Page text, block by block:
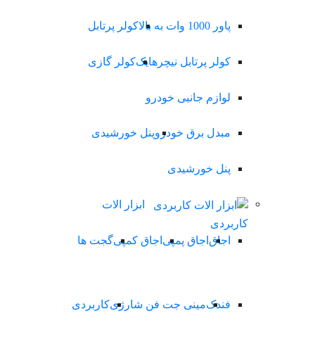
پاور 1000 وات به بالا کولر پرتابل
کولر پرتابل نیچرهایککولر گازی
لوازم جانبی خودرو
مبدل برق خودروپنل خورشیدی
پنل خورشیدی
ابزار الات
کاربردی
اجاق اجاق پمپی اجاق کمپیگجت ها
فندکمینی جت فن شارژیکاربردی